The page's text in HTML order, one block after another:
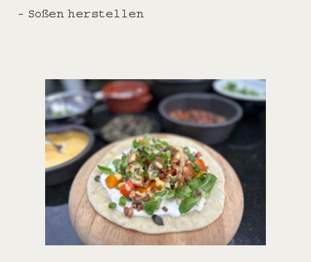
– Soßen herstellen